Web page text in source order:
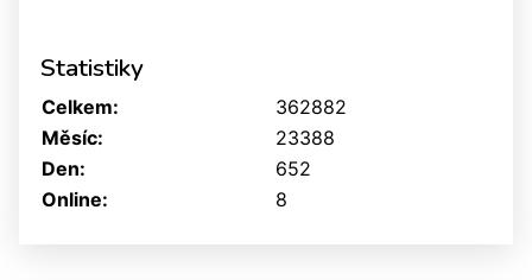
Statistiky
Online: 8
Celkem:
362882
Měsíc:
23388
Den:
652